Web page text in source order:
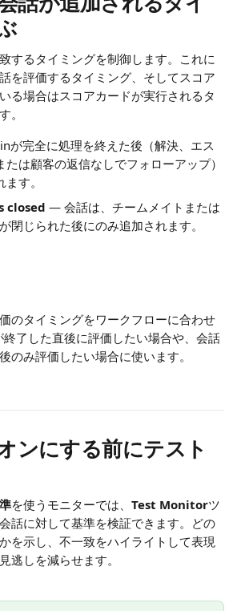
するタイミングを制御します。これに
を評価するタイミング、そしてスコア
る場合はスコアカードが実行されるタ
。
が完全に処理を終えた後（解決、エス
たは顧客の返信なしでフォローアップ）
す。
closed — 会話は、チームメイトまたは
閉じられた後にのみ追加されます。
のタイミングをワークフローに合わせ
了した直後に評価したい場合や、会話
のみ評価したい場合に使います。
ンにする前にテスト
を使うモニターでは、 Test Monitorツ
話に対して基準を検証できます。どの
を示し、不一致をハイライトして表現
逃しを減らせます。